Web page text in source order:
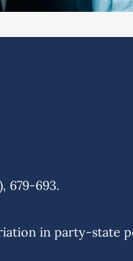
679-693.
in party-state